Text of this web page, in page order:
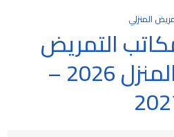
المنزلي
التمريض
بالمنزل 2026 –